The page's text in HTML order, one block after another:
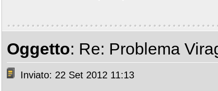
Oggetto: Re: Problema
Inviato: 22 Set 2012 11:13